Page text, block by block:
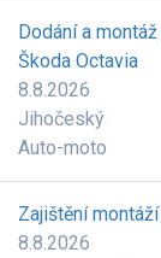
Dodání a
Škoda Octavia
8.8.2026
Jihočeský
Auto-moto
Zajištění
8.8.2026